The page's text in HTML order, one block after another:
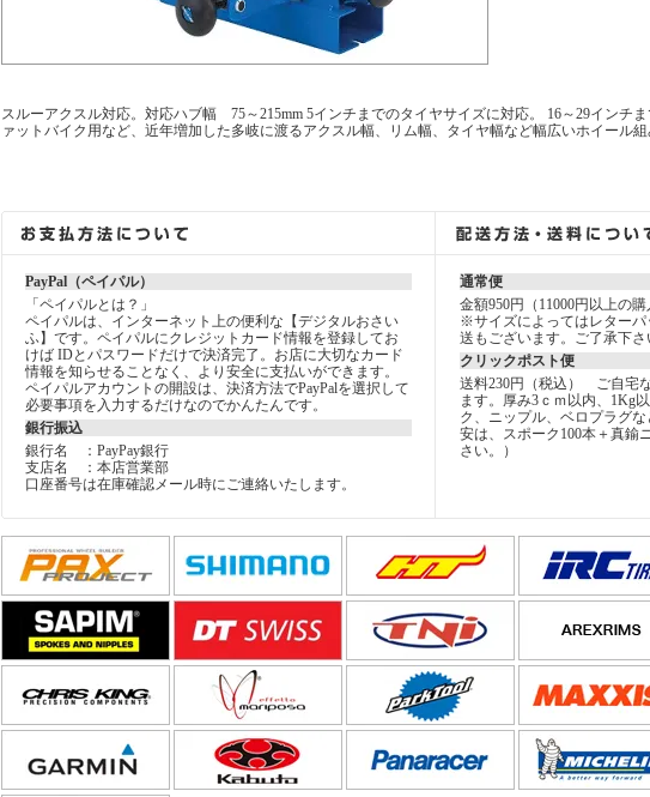
スルーアクスル対応。対応ハブ幅 75～215mm 5インチまでのタイヤサイズに対応。 16～29インチ
ァットバイク用など、近年増加した多岐に渡るアクスル幅、リム幅、タイヤ幅など幅広いホイール組
PayPal（ペイパル）
「ペイパルとは？」
ペイパルは、インターネット上の便利な【デジタルおさい
ふ】です。ペイパルにクレジットカード情報を登録してお
けば IDとパスワードだけで決済完了。お店に大切なカード
情報を知らせることなく、より安全に支払いができます。
ペイパルアカウントの開設は、決済方法でPayPalを選択して
必要事項を入力するだけなのでかんたんです。
銀行振込
銀行名 ：PayPay銀行
支店名 ：本店営業部
口座番号は在庫確認メール時にご連絡いたします。
通常便
金額950円（11000円以上の購
※サイズによってはレターパ
送もございます。ご了承下さ
クリックポスト便
送料230円（税込） ご自宅
ます。厚み3ｃｍ以内、1Kg
ク、ニップル、ベロプラグ
安は、スポーク100本＋真鍮
さい。）